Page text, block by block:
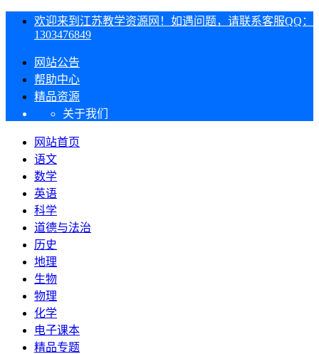
欢迎来到江苏教学资源网！如遇问题，请联系客服QQ：
1303476849
网站公告
帮助中心
精品资源
关于我们
网站首页
语文
数学
英语
科学
道德与法治
历史
地理
生物
物理
化学
电子课本
精品专题